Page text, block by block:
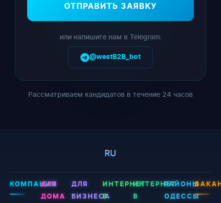
ОТПРАВИТЬ ЗАЯВКУ
или напишите нам в Telegram:
@westB2B_bot
Рассматриваем кандидатов в течение 24 часов
RU
КОМПАНИЯ
ДЛЯ
ДОМА
ДЛЯ
БИЗНЕСА
ИНТЕРНЕТ
В
ИНТЕРНЕТ
В
РАЙОНЫ
ОДЕССЫ